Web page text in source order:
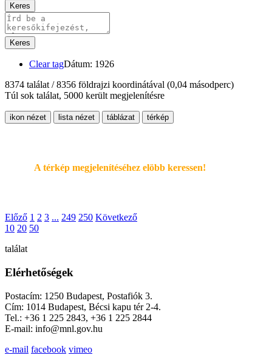
Keres
Keres
Clear tagDátum: 1926
8374 találat / 8356 földrajzi koordinátával (0,04 másodperc)
Túl sok találat, 5000 került megjelenítésre
ikon nézet lista nézet táblázat térkép
A térkép megjelenítéséhez elöbb keressen!
Előző 1 2 3 ... 249 250 Következő
10 20 50
találat
Elérhetőségek
Postacím: 1250 Budapest, Postafiók 3.
Cím: 1014 Budapest, Bécsi kapu tér 2-4.
Tel.: +36 1 225 2843, +36 1 225 2844
E-mail: info@mnl.gov.hu
e-mail facebook vimeo